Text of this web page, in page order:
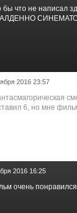
бы что не написал
2016 23:57
6, но мне
2016 16:25
очень